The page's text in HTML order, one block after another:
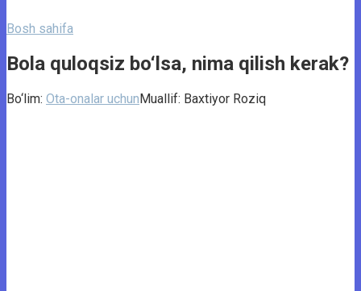
Bosh sahifa
Bola quloqsiz bo‘lsa, nima qilish kerak?
Bo‘lim: Ota-onalar uchunMuallif: Baxtiyor Roziq